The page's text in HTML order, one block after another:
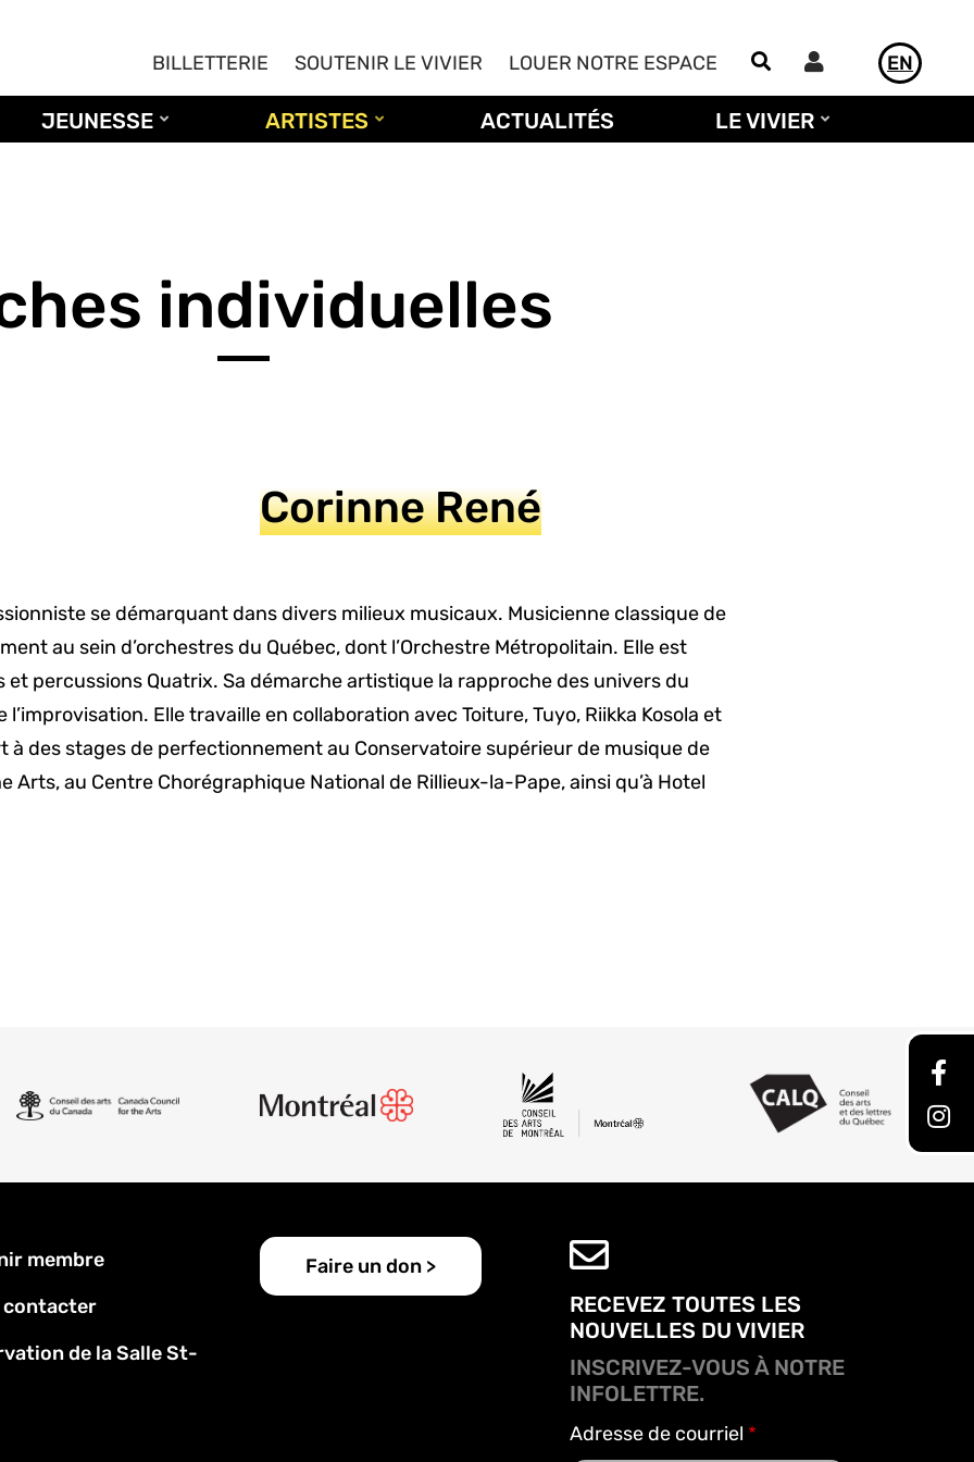
BILLETTERIE SOUTENIR LE VIVIER LOUER NOTRE ESPACE UtilisateurEN
JEUNESSE ARTISTES ACTUALITÉS LE VIVIER
individuelles
Corinne René
se démarquant dans divers milieux musicaux. Musicienne classique de
au sein d’orchestres du Québec, dont l’Orchestre Métropolitain. Elle est
percussions Quatrix. Sa démarche artistique la rapproche des univers du
Elle travaille en collaboration avec Toiture, Tuyo, Riikka Kosola et
à des stages de perfectionnement au Conservatoire supérieur de musique de
Arts, au Centre Chorégraphique National de Rillieux-la-Pape, ainsi qu’à Hotel
membre
contacter
de la Salle St-
Faire un don >
RECEVEZ TOUTES LES
NOUVELLES DU VIVIER
INSCRIVEZ-VOUS À NOTRE
INFOLETTRE.
Adresse de courriel